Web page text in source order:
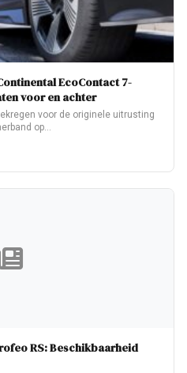
EcoContact 7-
voor en achter
voor de originele uitrusting
op…
RS: Beschikbaarheid